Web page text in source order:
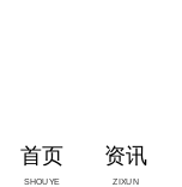
首页
SHOUYE
资讯
ZIXUN